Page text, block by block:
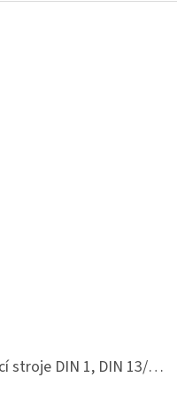
Barvící páska pro psací stroje DIN 1, DIN 13/10, LAND, PA červenočerná
hvězdiček.